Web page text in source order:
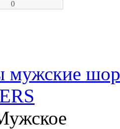
мужские